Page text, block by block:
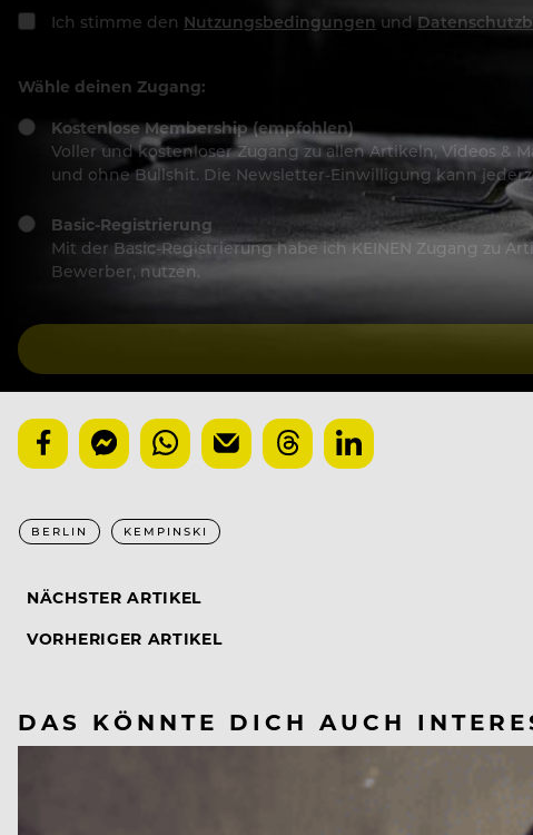
Ich stimme den Nutzungsbedingungen und
Wähle deinen Zugang:
Kostenlose Membership (empfohlen)
Voller und kostenloser Zugang zu allen Artikeln, Videos &
und ohne Bullshit. Die Newsletter-Einwilligung kann
Basic-Registrierung
Mit der Basic-Registrierung habe ich KEINEN Zugang zu
Bewerber, nutzen.
BERLIN KEMPINSKI
NÄCHSTER ARTIKEL
VORHERIGER ARTIKEL
DAS KÖNNTE DICH AUCH